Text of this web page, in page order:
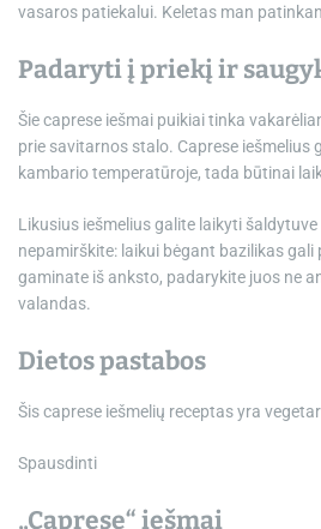
vasaros patiekalui. Keletas man
Padaryti į priekį ir
Šie caprese iešmai puikiai tinka
prie savitarnos stalo. Caprese iešmelius
kambario temperatūroje, tada būtinai
Likusius iešmelius galite laikyti
nepamirškite: laikui bėgant bazilikas
gaminate iš anksto, padarykite juos ne
valandas.
Dietos pastabos
Šis caprese iešmelių receptas yra
Spausdinti
„Caprese“ iešmai